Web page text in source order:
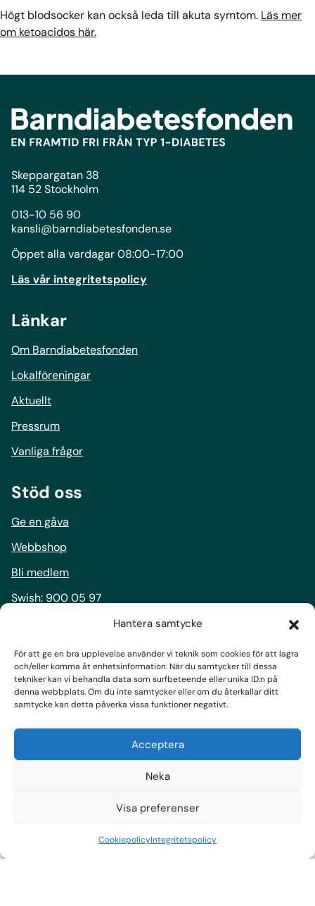
Hantera samtycke
För att ge en bra upplevelse använder vi teknik som cookies för att lagra
och/eller komma åt enhetsinformation. När du samtycker till dessa
tekniker kan vi behandla data som surfbeteende eller unika ID:n på
denna webbplats. Om du inte samtycker eller om du återkallar ditt
samtycke kan detta påverka vissa funktioner negativt.
Acceptera
Neka
Visa preferenser
CookiepolicyIntegritetspolicy
Högt blodsocker kan också leda till akuta symtom. Läs mer
om ketoacidos här.
Skeppargatan 38
114 52 Stockholm
013-10 56 90
kansli@barndiabetesfonden.se
Öppet alla vardagar 08:00-17:00
Läs vår integritetspolicy
Länkar
Om Barndiabetesfonden
Lokalföreningar
Aktuellt
Pressrum
Vanliga frågor
Stöd oss
Ge en gåva
Webbshop
Bli medlem
Swish: 900 05 97
900-0597
Följ oss
Facebook
Prenumerera på nyhetsbrev